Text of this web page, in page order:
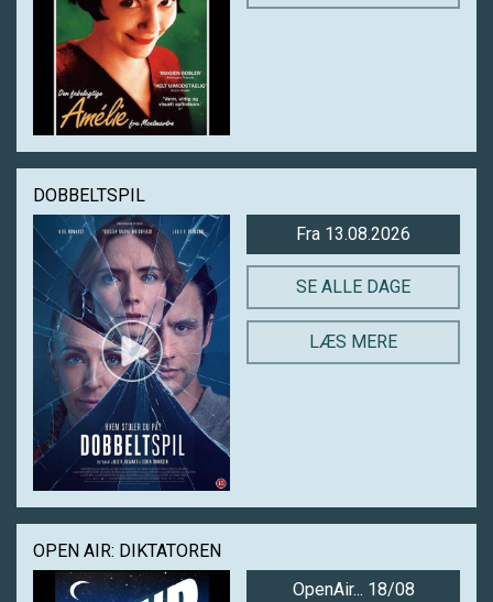
DOBBELTSPIL
Fra 13.08.2026
SE ALLE DAGE
LÆS MERE
OPEN AIR: DIKTATOREN
OpenAir... 18/08